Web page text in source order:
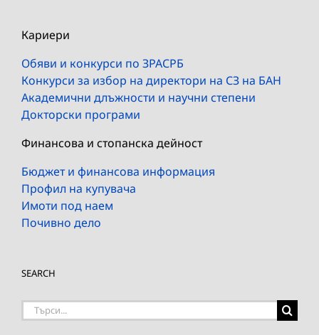
Кариери
Обяви и конкурси по ЗРАСРБ
Конкурси за избор на директори на СЗ на БАН
Академични длъжности и научни степени
Докторски програми
Финансова и стопанска дейност
Бюджет и финансова информация
Профил на купувача
Имоти под наем
Почивно дело
SEARCH
Търсене